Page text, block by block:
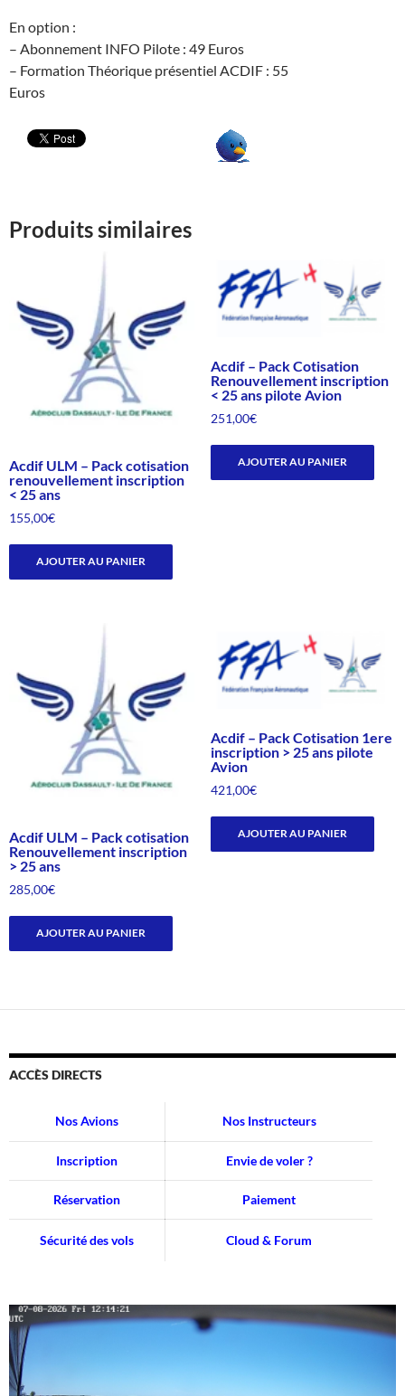
En option :
– Abonnement INFO Pilote : 49 Euros
– Formation Théorique présentiel ACDIF : 55
Euros
Produits similaires
Acdif ULM – Pack cotisation
renouvellement inscription
< 25 ans
155,00€
AJOUTER AU PANIER
Acdif – Pack Cotisation
Renouvellement inscription
< 25 ans pilote Avion
251,00€
AJOUTER AU PANIER
Acdif ULM – Pack cotisation
Renouvellement inscription
> 25 ans
285,00€
AJOUTER AU PANIER
Acdif – Pack Cotisation 1ere
inscription > 25 ans pilote
Avion
421,00€
AJOUTER AU PANIER
ACCÈS DIRECTS
Nos Avions Nos Instructeurs
Inscription Envie de voler ?
Réservation Paiement
Sécurité des vols Cloud & Forum